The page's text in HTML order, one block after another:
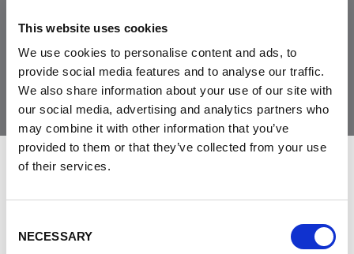
This website uses cookies
We use cookies to personalise content and ads, to
provide social media features and to analyse our traffic.
We also share information about your use of our site with
our social media, advertising and analytics partners who
may combine it with other information that you’ve
provided to them or that they’ve collected from your use
of their services.
Selection
NECESSARY
Joignez-vous à la
communauté
LAISSER LES COMMENTAIRES